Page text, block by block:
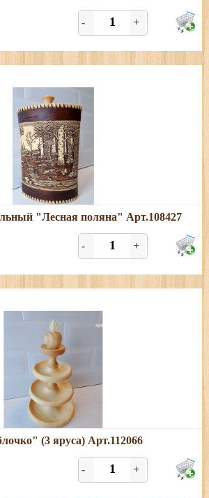
- +
Подробнее
хватком) - 28 см; ширина - 17,5 см;
длина - 11,5 см
"Лесная поляна" Арт.108427
- +
Подробнее
33 см; диаметр нижнего яруса - 19 см
(3 яруса) Арт.112066
- +